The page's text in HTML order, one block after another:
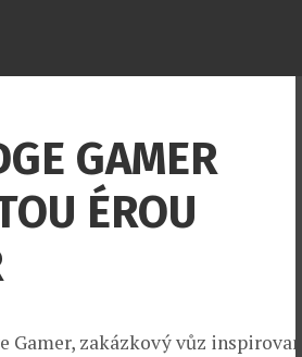
GAMER
ÉROU
zakázkový vůz inspirovaný